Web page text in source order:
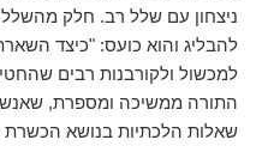
ניצחון עם שלל רב. חלק מהשלל
להבליג והוא כועס: "כיצד
למכשול ולקורבנות רבים
התורה ממשיכה ומספרת,
שאלות הלכתיות בנושא